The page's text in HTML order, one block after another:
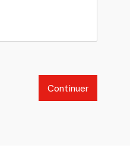
Continuer